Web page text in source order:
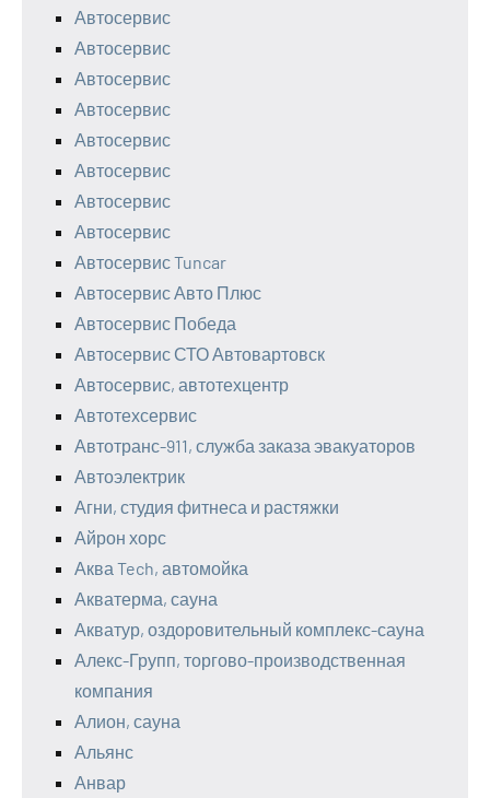
Автосервис
Автосервис
Автосервис
Автосервис
Автосервис
Автосервис
Автосервис
Автосервис
Автосервис Tuncar
Автосервис Авто Плюс
Автосервис Победа
Автосервис СТО Автовартовск
Автосервис, автотехцентр
Автотехсервис
Автотранс-911, служба заказа эвакуаторов
Автоэлектрик
Агни, студия фитнеса и растяжки
Айрон хорс
Аква Tech, автомойка
Акватерма, сауна
Акватур, оздоровительный комплекс-сауна
Алекс-Групп, торгово-производственная
компания
Алион, сауна
Альянс
Анвар